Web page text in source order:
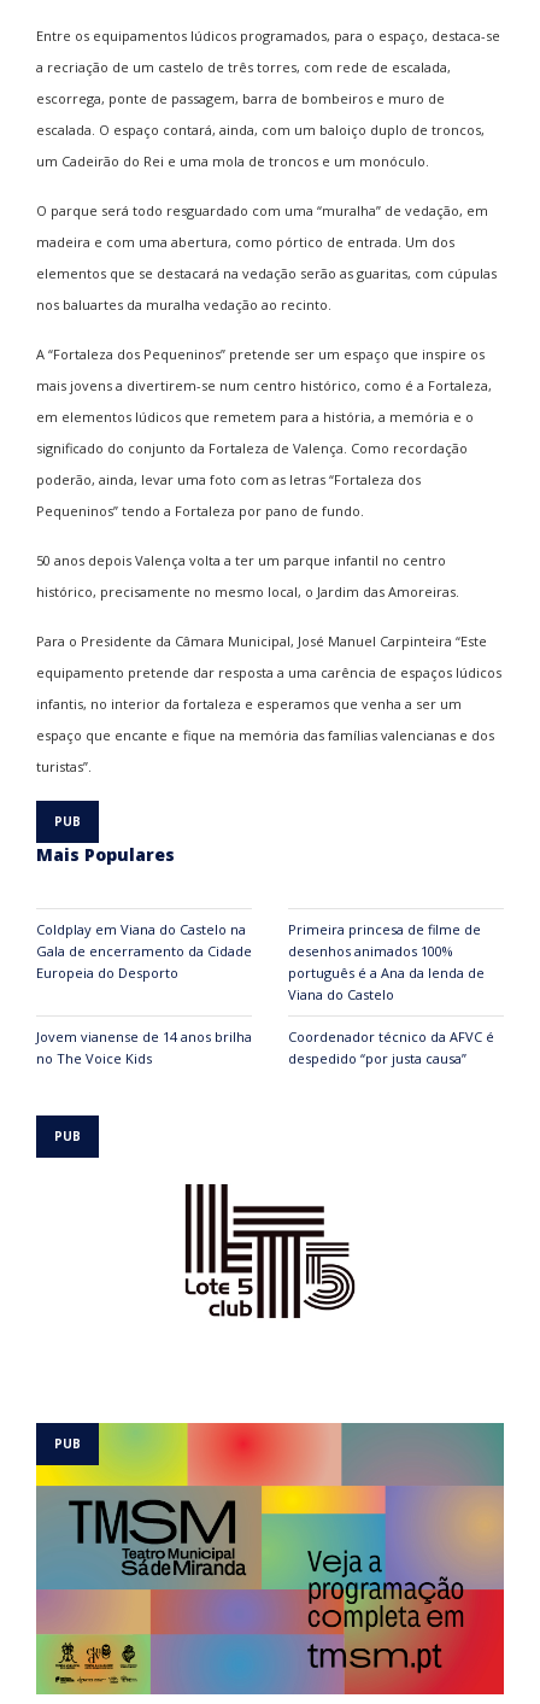
Entre os equipamentos lúdicos programados, para o espaço, destaca-se
a recriação de um castelo de três torres, com rede de escalada,
escorrega, ponte de passagem, barra de bombeiros e muro de
escalada. O espaço contará, ainda, com um baloiço duplo de troncos,
um Cadeirão do Rei e uma mola de troncos e um monóculo.
O parque será todo resguardado com uma “muralha” de vedação, em
madeira e com uma abertura, como pórtico de entrada. Um dos
elementos que se destacará na vedação serão as guaritas, com cúpulas
nos baluartes da muralha vedação ao recinto.
A “Fortaleza dos Pequeninos” pretende ser um espaço que inspire os
mais jovens a divertirem-se num centro histórico, como é a Fortaleza,
em elementos lúdicos que remetem para a história, a memória e o
significado do conjunto da Fortaleza de Valença. Como recordação
poderão, ainda, levar uma foto com as letras “Fortaleza dos
Pequeninos” tendo a Fortaleza por pano de fundo.
50 anos depois Valença volta a ter um parque infantil no centro
histórico, precisamente no mesmo local, o Jardim das Amoreiras.
Para o Presidente da Câmara Municipal, José Manuel Carpinteira “Este
equipamento pretende dar resposta a uma carência de espaços lúdicos
infantis, no interior da fortaleza e esperamos que venha a ser um
espaço que encante e fique na memória das famílias valencianas e dos
turistas”.
Mais Populares
Coldplay em Viana do Castelo na
Gala de encerramento da Cidade
Europeia do Desporto
Primeira princesa de filme de
desenhos animados 100%
português é a Ana da lenda de
Viana do Castelo
Jovem vianense de 14 anos brilha
no The Voice Kids
Coordenador técnico da AFVC é
despedido “por justa causa”